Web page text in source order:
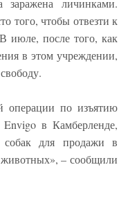
личинками.
того, чтобы отвезти к
июле, после того, как
в этом учреждении,
операции по изъятию
в Камберленде,
для продажи в
животных», – сообщили